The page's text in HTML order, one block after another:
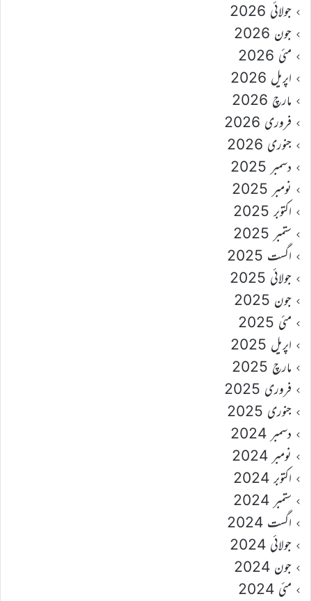
جولائی 2026
جون 2026
مئی 2026
اپریل 2026
مارچ 2026
فروری 2026
جنوری 2026
دسمبر 2025
نومبر 2025
اکتوبر 2025
ستمبر 2025
اگست 2025
جولائی 2025
جون 2025
مئی 2025
اپریل 2025
مارچ 2025
فروری 2025
جنوری 2025
دسمبر 2024
نومبر 2024
اکتوبر 2024
ستمبر 2024
اگست 2024
جولائی 2024
جون 2024
مئی 2024